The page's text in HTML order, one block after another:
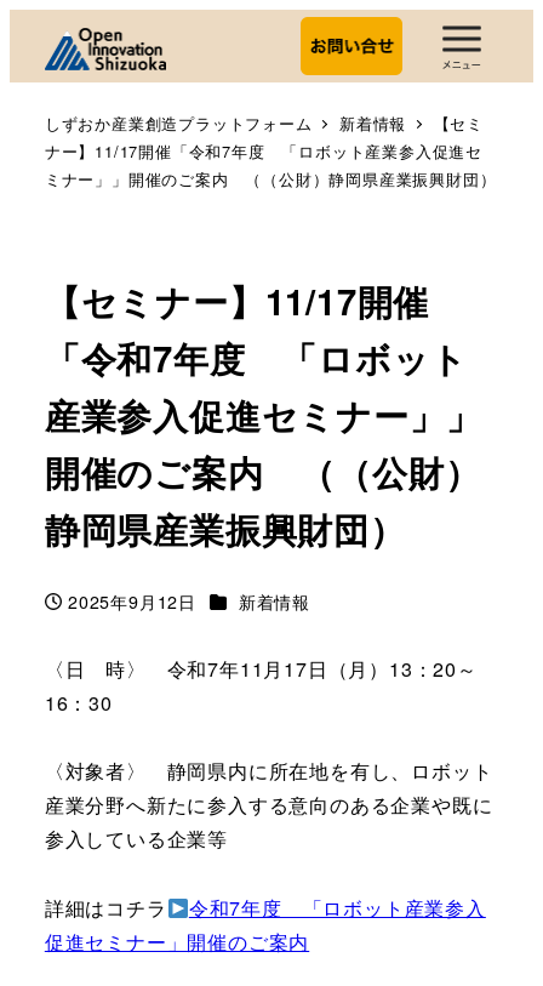
しずおか産業創造プラットフォーム 新着情報
【セミ
ナー】11/17開催「令和7年度 「ロボット産業参入促進セ
ミナー」」開催のご案内 （（公財）静岡県産業振興財団）
【セミナー】11/17開催
「令和7年度 「ロボット
産業参入促進セミナー」」
開催のご案内 （（公財）
静岡県産業振興財団）
投稿日
2025年9月12日 カテゴリー
新着情報
〈日 時〉 令和7年11月17日（月）13：20～
16：30
〈対象者〉 静岡県内に所在地を有し、ロボット
産業分野へ新たに参入する意向のある企業や既に
参入している企業等
詳細はコチラ
令和7年度 「ロボット産業参入
促進セミナー」開催のご案内